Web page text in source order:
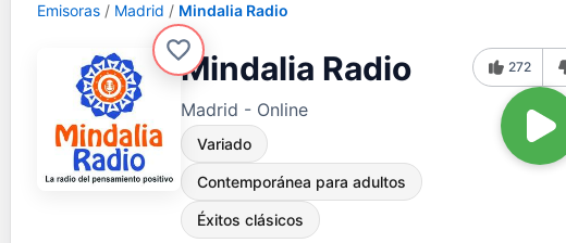
Emisoras Madrid Mindalia Radio
Mindalia Radio
Madrid - Online
Variado
Contemporánea para adultos
Éxitos clásicos
272